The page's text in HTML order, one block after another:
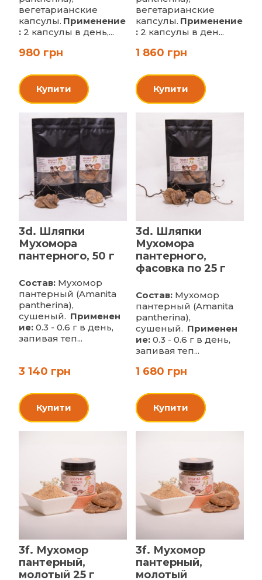
вегетарианские
капсулы. Применение
:2 капсулы в день,...
980 грн
Купити
вегетарианские
капсулы. Применение
:2 капсулы в ден...
1 860 грн
Купити
3d. Шляпки
Мухомора
пантерного, 50 г
Состав:Мухомор
пантерный (Amanita
pantherina),
сушеный. Применен
ие:0.3 - 0.6 г в день,
запивая теп...
3 140 грн
Купити
3d. Шляпки
Мухомора
пантерного,
фасовка по 25 г
Состав:Мухомор
пантерный (Amanita
pantherina),
сушеный. Применен
ие:0.3 - 0.6 г в день,
запивая теп...
1 680 грн
Купити
3f. Мухомор
пантерный,
молотый 25 г
3f. Мухомор
пантерный,
молотый